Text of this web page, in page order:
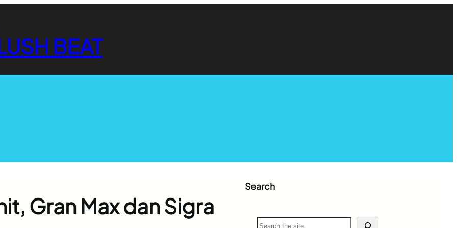
BEAT
Gran Max dan Sigra
Search
S